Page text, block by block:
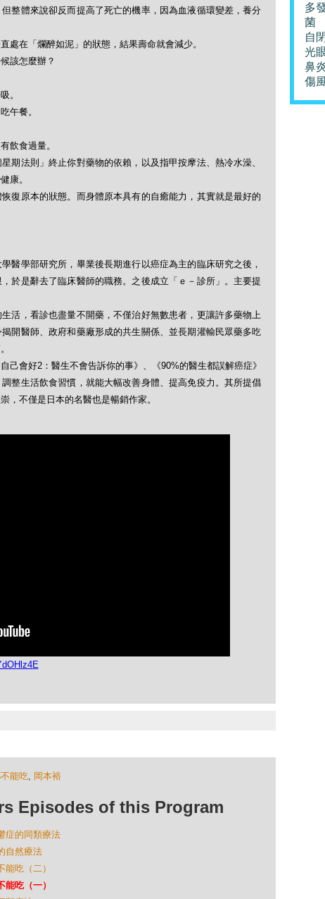
整體來說卻反而提高了死亡的機率，因為血液循環變差，養分
處在「爛醉如泥」的狀態，結果壽命就會減少。
該怎麼辦？
。
午餐。
飲食過量。
期法則」終止你對藥物的依賴，以及指甲按摩法、熱冷水澡、
康。
復原本的狀態。而身體原本具有的自癒能力，其實就是最好的
醫學部研究所，畢業後長期進行以癌症為主的臨床研究之後，
於是辭去了臨床醫師的職務。之後成立「ｅ－診所」。主要提
活，看診也盡量不開藥，不僅治好無數患者，更讓許多藥物上
開醫師、政府和藥廠形成的共生關係、並長期灌輸民眾藥多吃
己會好2：醫生不會告訴你的事》、《90%的醫生都誤解癌症》
整生活飲食習慣，就能大幅改善身體、提高免疫力。其所提倡
，不僅是日本的名醫也是暢銷作家。
能吃, 岡本裕
Episodes of this Program
症的同類療法
自然療法
吃（二）
吃（一）
多
菌
自
光
鼻
傷